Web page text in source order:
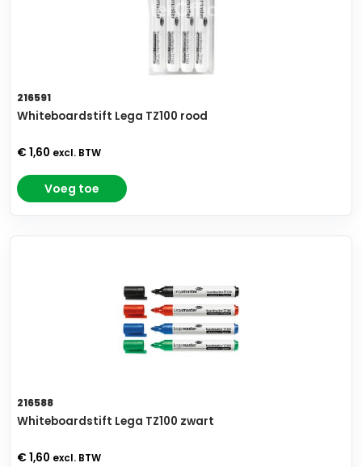
216591
Whiteboardstift Lega TZ100 rood
€ 1,60 excl. BTW
Voeg toe
216588
Whiteboardstift Lega TZ100 zwart
€ 1,60 excl. BTW